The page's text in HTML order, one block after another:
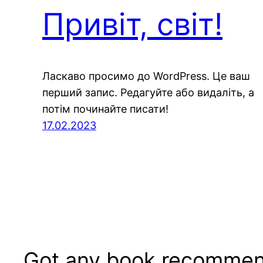
Привіт, світ!
Ласкаво просимо до WordPress. Це ваш
перший запис. Редагуйте або видаліть, а
потім починайте писати!
17.02.2023